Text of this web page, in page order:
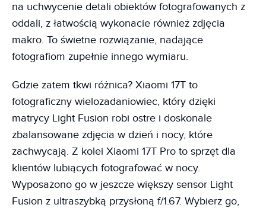
na uchwycenie detali obiektów fotografowanych z
oddali, z łatwością wykonacie również zdjęcia
makro. To świetne rozwiązanie, nadające
fotografiom zupełnie innego wymiaru.
Gdzie zatem tkwi różnica? Xiaomi 17T to
fotograficzny wielozadaniowiec, który dzięki
matrycy Light Fusion robi ostre i doskonale
zbalansowane zdjęcia w dzień i nocy, które
zachwycają. Z kolei Xiaomi 17T Pro to sprzęt dla
klientów lubiących fotografować w nocy.
Wyposażono go w jeszcze większy sensor Light
Fusion z ultraszybką przysłoną f/1.67. Wybierz go,